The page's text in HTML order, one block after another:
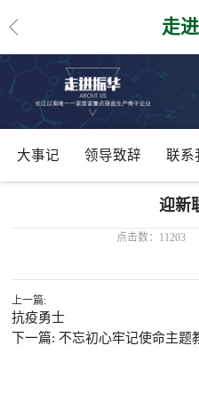
走
大事记 领导致辞 联系
迎新
点击数：11203
上一篇:
抗疫勇士
下一篇: 不忘初心牢记使命主题